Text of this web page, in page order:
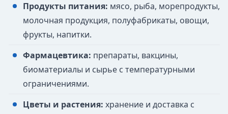
Продукты питания: мясо, рыба, морепродукты,
молочная продукция, полуфабрикаты, овощи,
фрукты, напитки.
Фармацевтика: препараты, вакцины,
биоматериалы и сырье с температурными
ограничениями.
Цветы и растения: хранение и доставка с